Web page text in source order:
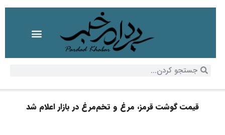
قیمت گوشت قرمز، مرغ و تخم‌مرغ در بازار اعلام شد